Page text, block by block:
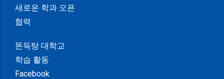
새로운 학과 오픈
협력
똔득탕 대학교
학습 활동
Facebook